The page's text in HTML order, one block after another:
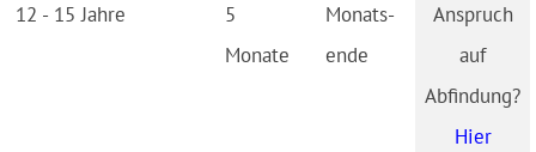
12 - 15 Jahre
5
Monate
Monats­
ende
Hier